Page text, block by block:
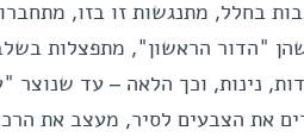
בחלל, מתנגשות זו בזו,
שהן "הדור הראשון", מתפצלות
נינות, וכך הלאה – עד שנוצר
את הצבעים לסיר, מעצב את